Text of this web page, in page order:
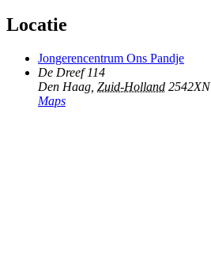
Locatie
Jongerencentrum Ons Pandje
De Dreef 114
Den Haag Zuid-Holland 2542XN
Maps